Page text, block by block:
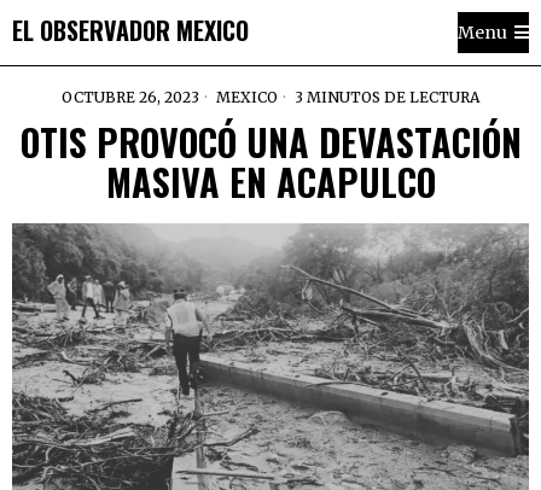
EL OBSERVADOR MEXICO Menu
OCTUBRE 26, 2023 MEXICO 3 MINUTOS DE LECTURA
OTIS PROVOCÓ UNA DEVASTACIÓN
MASIVA EN ACAPULCO